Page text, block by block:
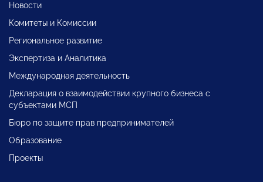
Новости
Комитеты и Комиссии
Региональное развитие
Экспертиза и Аналитика
Международная деятельность
Декларация о взаимодействии крупного бизнеса с
субъектами МСП
Бюро по защите прав предпринимателей
Образование
Проекты